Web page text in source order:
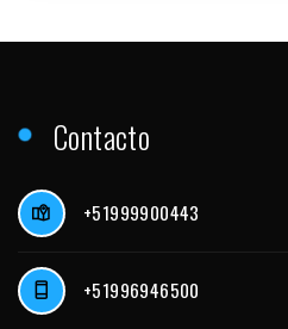
Contacto
+51999900443
+51996946500